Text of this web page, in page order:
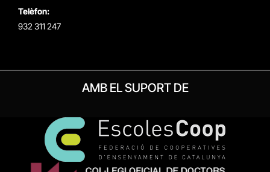
Telèfon:
932 311 247
AMB EL SUPORT DE